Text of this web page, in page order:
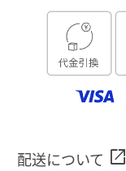
配送について open_in_new